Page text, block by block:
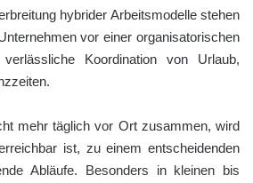
hybrider Arbeitsmodelle stehen
vor einer organisatorischen
Koordination von Urlaub,
mehr täglich vor Ort zusammen, wird
ist, zu einem entscheidenden
Abläufe. Besonders in kleinen bis